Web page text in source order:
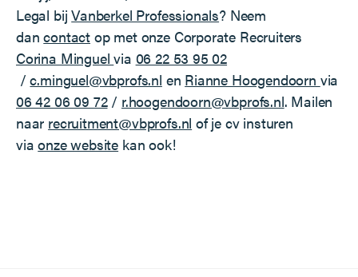
Legal bijVanberkel Professionals? Neem
dancontact op met onze Corporate Recruiters
Corina Minguelvia 06 22 53 95 02
/c.minguel@vbprofs.nl en Rianne Hoogendoorn via
06 42 06 09 72/ r.hoogendoorn@vbprofs.nl. Mailen
naar recruitment@vbprofs.nl of je cv insturen
viaonze website kan ook!